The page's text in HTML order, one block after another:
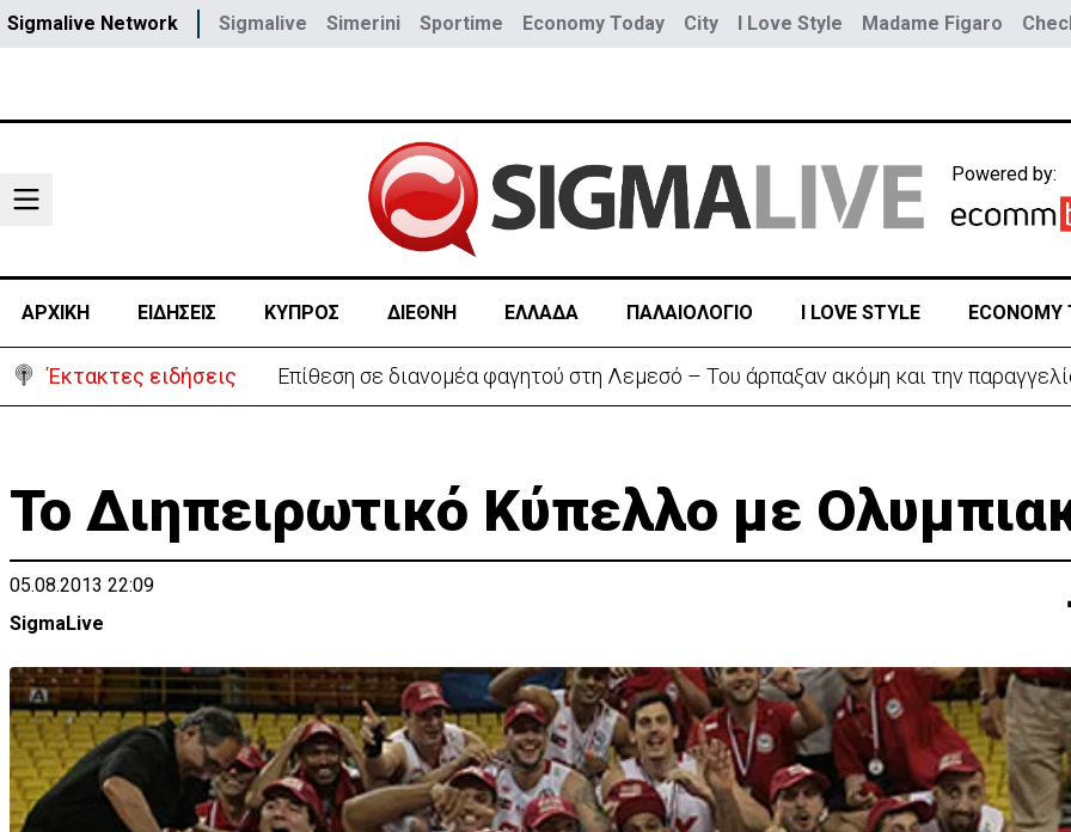
Sigmalive Network Sigmalive Simerini Sportime Economy Today City I Love Style Madame Figaro
Powered by:
ΑΡΧΙΚΗ ΕΙΔΗΣΕΙΣ ΚΥΠΡΟΣ ΔΙΕΘΝΗ ΕΛΛΑΔΑ ΠΑΛΑΙΟΛΟΓΙΟ I LOVE STYLE ECONOMY
Έκτακτες ειδήσεις Ιταλία-Ισπανία: Στα άκρα η διπλωματική κόντρα για το Σένγκεν
Το Διηπειρωτικό Κύπελλο με
05.08.2013 22:09
SigmaLive